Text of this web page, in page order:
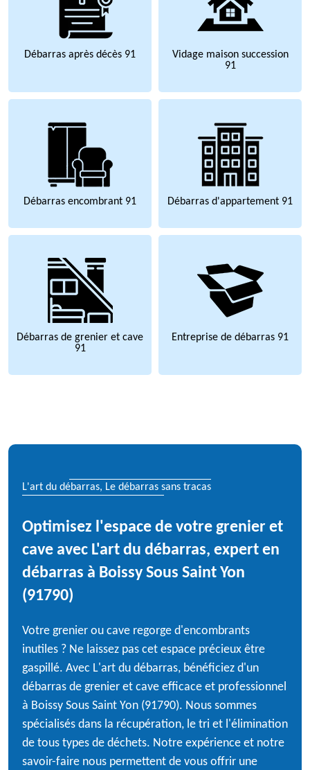
Débarras après décès 91
Vidage maison succession
91
Débarras encombrant 91 Débarras d'appartement 91
Débarras de grenier et cave
91
Entreprise de débarras 91
L'art du débarras, Le débarras sans tracas
Optimisez l'espace de votre grenier et
cave avec L'art du débarras, expert en
débarras à Boissy Sous Saint Yon
(91790)
Votre grenier ou cave regorge d'encombrants
inutiles ? Ne laissez pas cet espace précieux être
gaspillé. Avec L'art du débarras, bénéficiez d'un
débarras de grenier et cave efficace et professionnel
à Boissy Sous Saint Yon (91790). Nous sommes
spécialisés dans la récupération, le tri et l'élimination
de tous types de déchets. Notre expérience et notre
savoir-faire nous permettent de vous offrir une